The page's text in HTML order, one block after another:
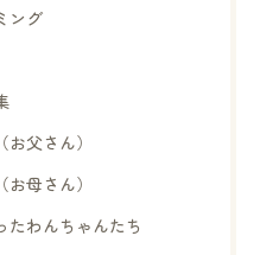
ング
父さん）
母さん）
たわんちゃんたち